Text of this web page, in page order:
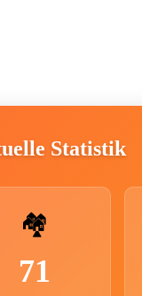
Statistik
🏘️
71